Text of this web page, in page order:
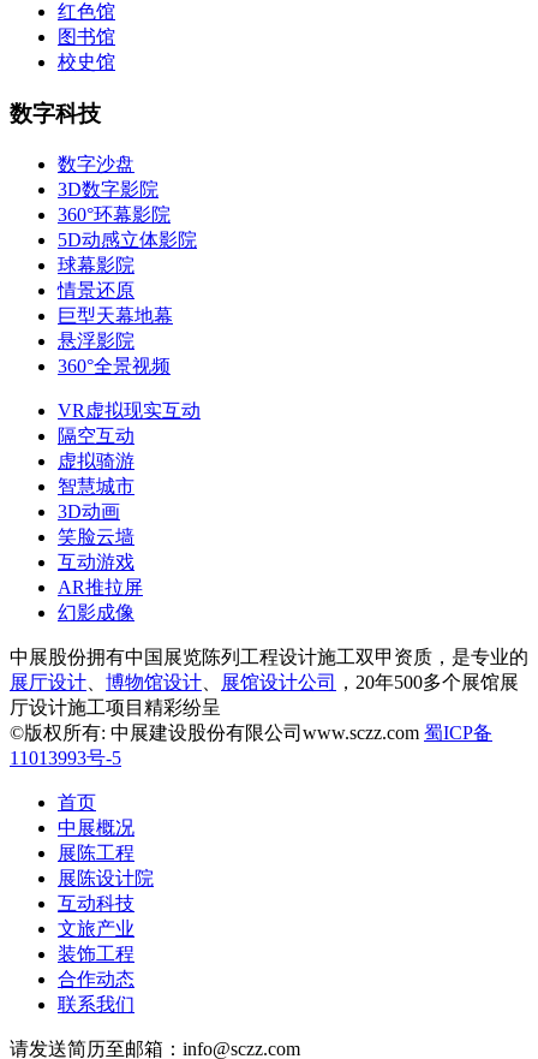
红色馆
图书馆
校史馆
数字科技
数字沙盘
3D数字影院
360°环幕影院
5D动感立体影院
球幕影院
情景还原
巨型天幕地幕
悬浮影院
360°全景视频
VR虚拟现实互动
隔空互动
虚拟骑游
智慧城市
3D动画
笑脸云墙
互动游戏
AR推拉屏
幻影成像
中展股份拥有中国展览陈列工程设计施工双甲资质，是专业的
展厅设计
博物馆设计 展馆设计公司
，20年500多个展馆展
厅设计施工项目精彩纷呈
©版权所有: 中展建设股份有限公司www.sczz.com 蜀ICP备
11013993号-5
首页
中展概况
展陈工程
展陈设计院
互动科技
文旅产业
装饰工程
合作动态
联系我们
请发送简历至邮箱：info@sczz.com